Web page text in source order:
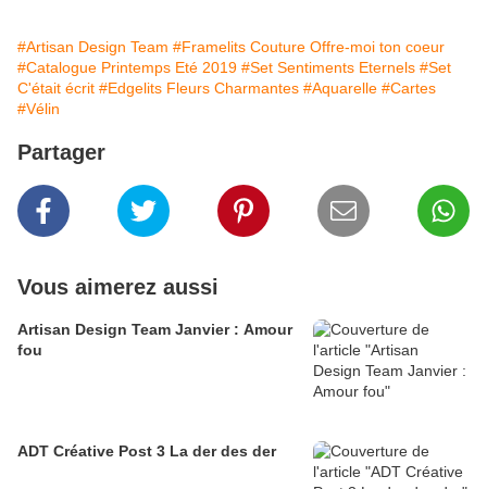
#Artisan Design Team #Framelits Couture Offre-moi ton coeur
#Catalogue Printemps Eté 2019 #Set Sentiments Eternels #Set
C'était écrit #Edgelits Fleurs Charmantes #Aquarelle #Cartes
#Vélin
Partager
Vous aimerez aussi
Artisan Design Team Janvier : Amour
fou
ADT Créative Post 3 La der des der